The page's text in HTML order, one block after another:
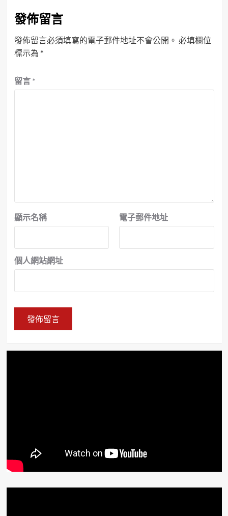
發佈留言
發佈留言必須填寫的電子郵件地址不會公開。 必填欄位
標示為 *
留言 *
顯示名稱 電子郵件地址
個人網站網址